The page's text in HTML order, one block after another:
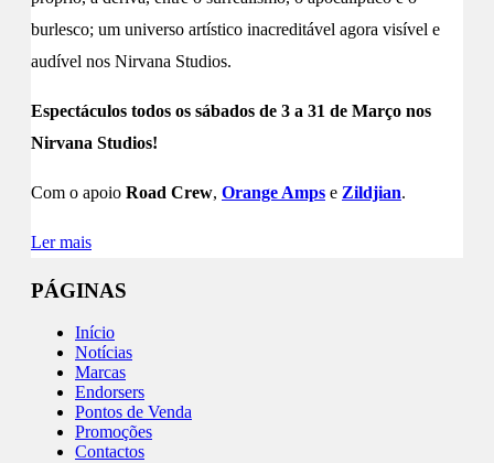
burlesco; um universo artístico inacreditável agora visível e
audível nos Nirvana Studios.
Espectáculos todos os sábados de 3 a 31 de Março nos
Nirvana Studios!
Com o apoio Road Crew, Orange Amps e Zildjian.
Ler mais
PÁGINAS
Início
Notícias
Marcas
Endorsers
Pontos de Venda
Promoções
Contactos